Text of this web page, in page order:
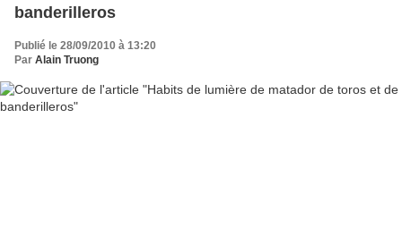
banderilleros
Publié le 28/09/2010 à 13:20
Par Alain Truong